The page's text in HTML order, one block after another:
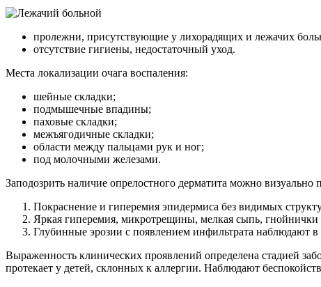
пролежни, присутствующие у лихорадящих и лежачих
отсутствие гигиены, недостаточный уход.
Места локализации очага воспаления:
шейные складки;
подмышечные впадины;
паховые складки;
межъягодичные складки;
области между пальцами рук и ног;
под молочными железами.
Заподозрить наличие опрелостного дерматита можно
Покраснение и гиперемия эпидермиса без видимых
Яркая гиперемия, микротрещины, мелкая сыпь,
Глубинные эрозии с появлением инфильтрата наблюдают
Выраженность клинических проявлений определена стадией
протекает у детей, склонных к аллергии. Наблюдают